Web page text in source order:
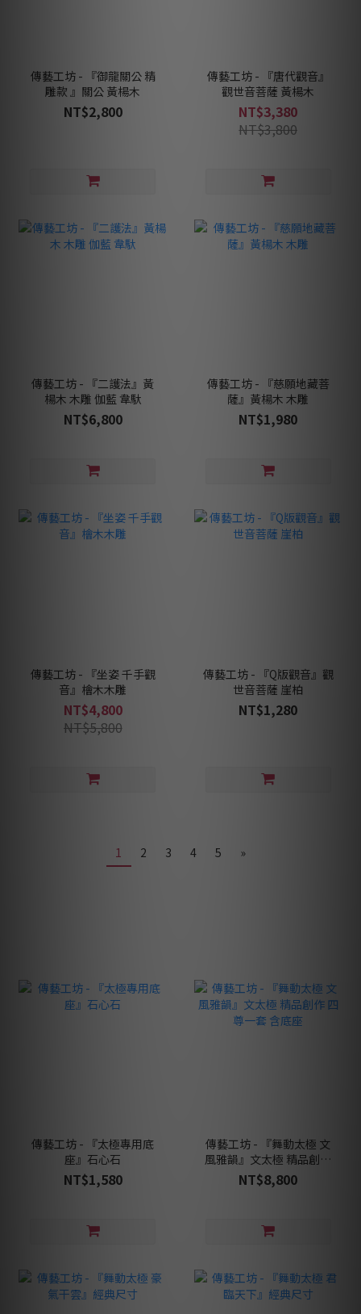
傳藝工坊 - 『御龍關公 精
雕款 』關公 黃楊木
NT$2,800
傳藝工坊 - 『唐代觀音』
觀世音菩薩 黃楊木
NT$3,380
NT$3,800
傳藝工坊 - 『二護法』黃
楊木 木雕 伽藍 韋馱
NT$6,800
傳藝工坊 - 『慈願地藏菩
薩』黃楊木 木雕
NT$1,980
傳藝工坊 - 『坐姿 千手觀
音』檜木木雕
NT$4,800
NT$5,800
傳藝工坊 - 『Q版觀音』觀
世音菩薩 崖柏
NT$1,280
1 2 3 4 5 »
傳藝工坊 - 『太極專用底
座』石心石
NT$1,580
傳藝工坊 - 『舞動太極 文
風雅韻』文太極 精品創作
四尊一套 含底座
NT$8,800